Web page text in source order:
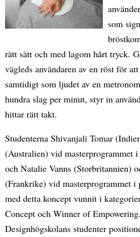
som
rätt sätt och med lagom hårt tryck.
vägleds användaren av en röst för
samtidigt som ljudet av en
hundra slag per minut, styr in
hittar rätt takt.
Studenterna Shivanjali Tomar
(Australien) vid masterprogrammet
och Natalie Vanns (Storbritannien)
(Frankrike) vid masterprogrammet i
med detta koncept vunnit i
Concept och Winner of
Designhögskolans studenter